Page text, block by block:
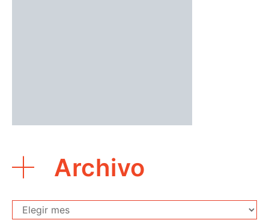
Archivo
Archivo